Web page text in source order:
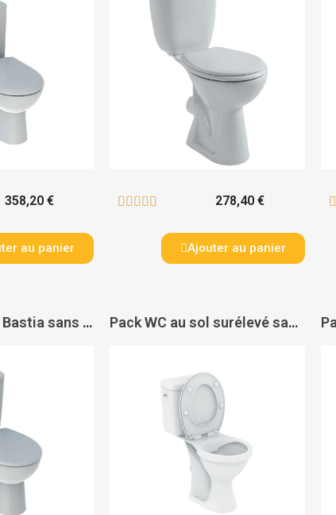
358,20 €
au panier
     278,40 €
Ajouter au panier

Pack WC au sol Bastia sans bride - GEBERIT Pack WC au sol surélevé sans bride Ulysse + SH - PORCHER